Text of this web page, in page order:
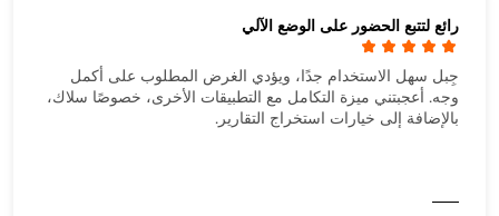
رائع لتتبع الحضور على الوضع الآلي
جِبل سهل الاستخدام جدًا، ويؤدي الغرض المطلوب على أكمل
وجه. أعجبتني ميزة التكامل مع التطبيقات الأخرى، خصوصًا سلاك،
بالإضافة إلى خيارات استخراج التقارير.